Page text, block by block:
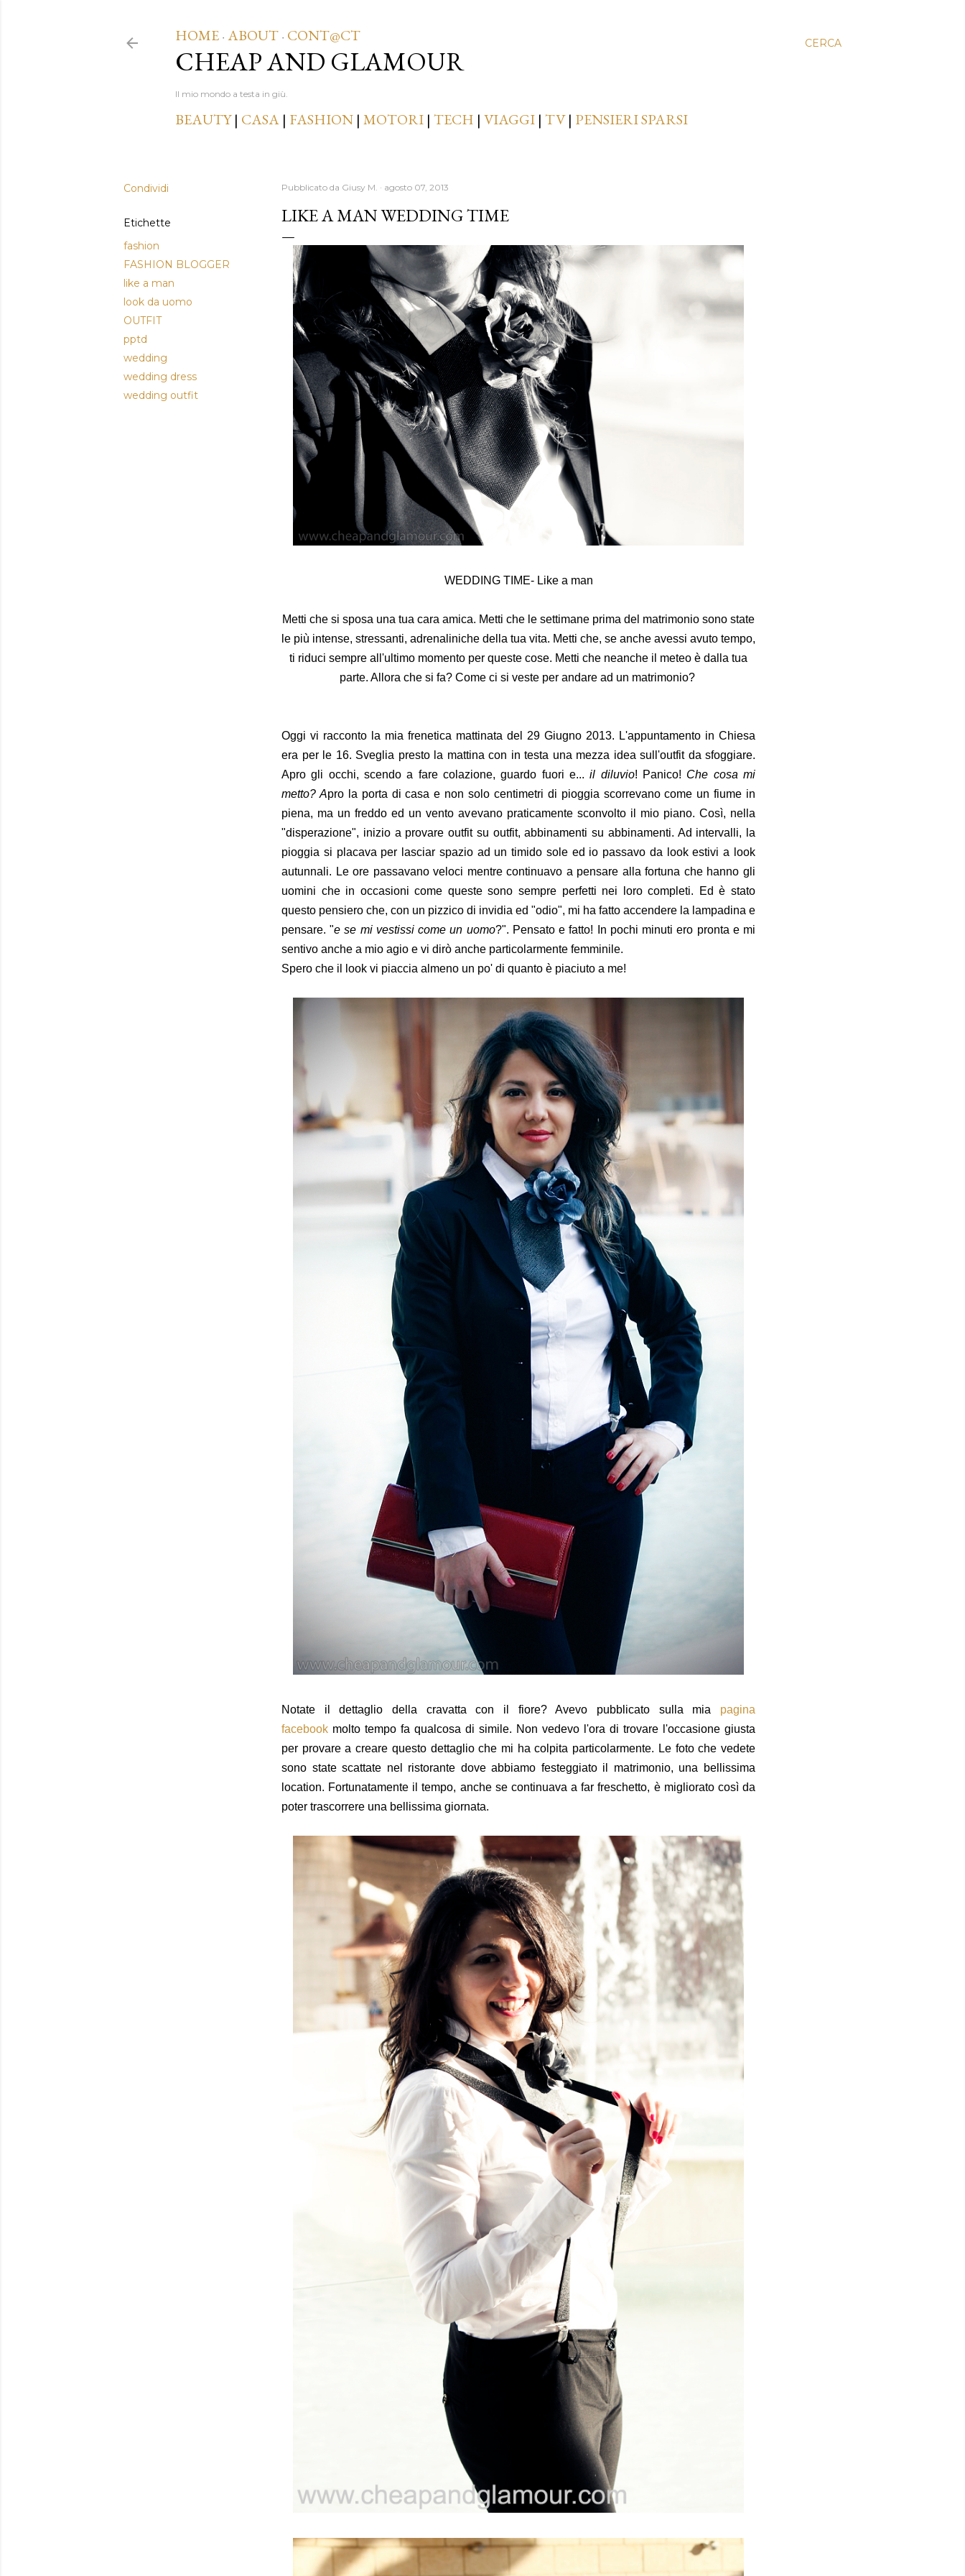
CERCA
HOME · ABOUT · CONT@CT
CHEAP AND GLAMOUR
Il mio mondo a testa in giù.
BEAUTY| CASA | FASHION | MOTORI | TECH | VIAGGI | TV| PENSIERI SPARSI
Condividi
Etichette
fashion
FASHION BLOGGER
like a man
look da uomo
OUTFIT
pptd
wedding
wedding dress
wedding outfit
Pubblicato da Giusy M. agosto 07, 2013
LIKE A MAN WEDDING TIME
WEDDING TIME- Like a man
Metti che si sposa una tua cara amica. Metti che le settimane prima del matrimonio sono state
le più intense, stressanti, adrenaliniche della tua vita. Metti che, se anche avessi avuto tempo,
ti riduci sempre all'ultimo momento per queste cose. Metti che neanche il meteo è dalla tua
parte. Allora che si fa? Come ci si veste per andare ad un matrimonio?
Oggi vi racconto la mia frenetica mattinata del 29 Giugno 2013. L'appuntamento in Chiesa
era per le 16. Sveglia presto la mattina con in testa una mezza idea sull'outfit da sfoggiare.
Apro gli occhi, scendo a fare colazione, guardo fuori e...il diluvio! Panico! Che cosa mi
metto? Apro la porta di casa e non solo centimetri di pioggia scorrevano come un fiume in
piena, ma un freddo ed un vento avevano praticamente sconvolto il mio piano. Così, nella
"disperazione", inizio a provare outfit su outfit, abbinamenti su abbinamenti. Ad intervalli, la
pioggia si placava per lasciar spazio ad un timido sole ed io passavo da look estivi a look
autunnali. Le ore passavano veloci mentre continuavo a pensare alla fortuna che hanno gli
uomini che in occasioni come queste sono sempre perfetti nei loro completi. Ed è stato
questo pensiero che, con un pizzico di invidia ed "odio", mi ha fatto accendere la lampadina e
pensare. "e se mi vestissi come un uomo?". Pensato e fatto! In pochi minuti ero pronta e mi
sentivo anche a mio agio e vi dirò anche particolarmente femminile.
Spero che il look vi piaccia almeno un po' di quanto è piaciuto a me!
Notate il dettaglio della cravatta con il fiore? Avevo pubblicato sulla mia pagina
facebook molto tempo fa qualcosa di simile. Non vedevo l'ora di trovare l'occasione giusta
per provare a creare questo dettaglio che mi ha colpita particolarmente. Le foto che vedete
sono state scattate nel ristorante dove abbiamo festeggiato il matrimonio, una bellissima
location. Fortunatamente il tempo, anche se continuava a far freschetto, è migliorato così da
poter trascorrere una bellissima giornata.